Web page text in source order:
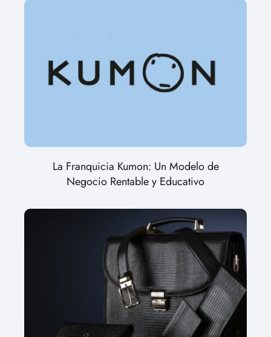
La Franquicia Kumon: Un Modelo de
Negocio Rentable y Educativo